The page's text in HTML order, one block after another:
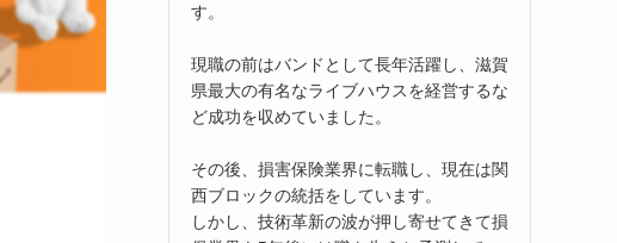
す。
現職の前はバンドとして長年活躍し、滋賀
県最大の有名なライブハウスを経営するな
ど成功を収めていました。
その後、損害保険業界に転職し、現在は関
西ブロックの統括をしています。
しかし、技術革新の波が押し寄せてきて損